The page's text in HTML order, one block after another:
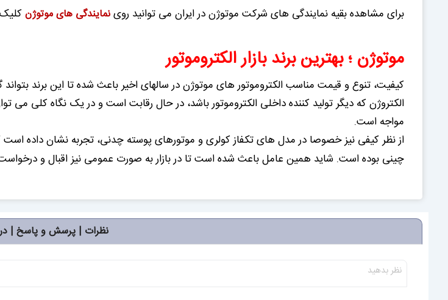
برای مشاهده بقیه نمایندگی های شرکت موتوژن در ایران می توانید روینمایندگی های موتوژن
موتوژن ؛ بهترین برند بازار الکتروموتور
کیفیت، تنوع و قیمت مناسب الکتروموتور های موتوژن در سالهای اخیر باعث شده تا این برند
الکتروژن که دیگر تولید کننده داخلی الکتروموتور باشد، در حال رقابت است و در یک نگاه کلی
مواجه است.
از نظر کیفی نیز خصوصا در مدل های تکفاز کولری و موتورهای پوسته چدنی، تجربه نشان داده
چینی بوده است. شاید همین عامل باعث شده است تا در بازار به صورت عمومی نیز اقبال و
نظرات | پرسش و پاسخ |